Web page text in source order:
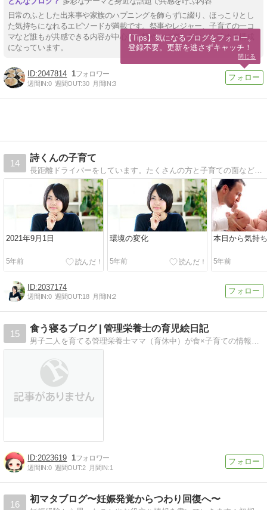
日常のふとした出来事や家族のハプニングを飾らずに綴り、ほっこりとし
た気持ちになれるエピソードが満載です。祭事やレジャー、子育ての一コ
マなど誰もが共感できる内容が中心で、軽やかに楽しみながら読める構成
になっています。
2047814 1
週間IN:0 週間OUT:30 月間IN:3
14
詩くんの子育て
長距離ドライバーをしています。たくさんの方と子育ての面など交流できたらうれしいです
2021年9月1日
5年前
環境の変化
5年前
本日から気持
5年前
2037174
週間IN:0 週間OUT:18 月間IN:2
15
食う寝るブログ | 管理栄養士の育児絵日記
2023619 1
週間IN:0 週間OUT:2 月間IN:1
16
初マタブログ〜妊娠発覚からつわり回復へ〜
【Tips】気になるブログをフォロー。
登録不要。更新を逃さずキャッチ！
閉じる